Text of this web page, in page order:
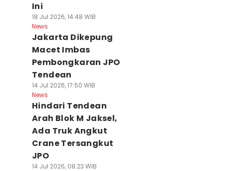
Ini
18 Jul 2026, 14:48 WIB
News
Jakarta Dikepung
Macet Imbas
Pembongkaran JPO
Tendean
14 Jul 2026, 17:50 WIB
News
Hindari Tendean
Arah Blok M Jaksel,
Ada Truk Angkut
Crane Tersangkut
JPO
14 Jul 2026, 08:23 WIB